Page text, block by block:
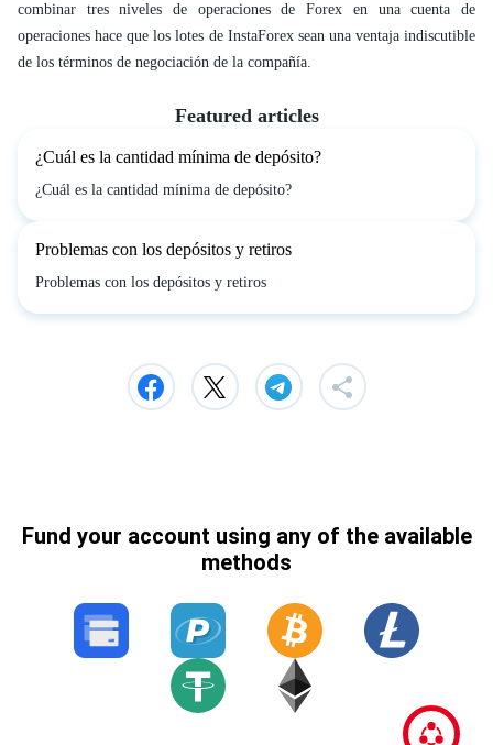
combinar tres niveles de operaciones de Forex en una cuenta de
operaciones hace que los lotes de InstaForex sean una ventaja indiscutible
de los términos de negociación de la compañía.
Featured articles
¿Cuál es la cantidad mínima de depósito?
¿Cuál es la cantidad mínima de depósito?
Problemas con los depósitos y retiros
Problemas con los depósitos y retiros
Fund your account using any of the available
methods